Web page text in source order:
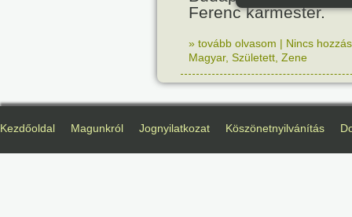
Ferenc karmester.
» tovább olvasom | Nincs
Magyar, Született Zene
Kezdőoldal Magunkról Jognyilatkozat Köszönetnyilvánítás